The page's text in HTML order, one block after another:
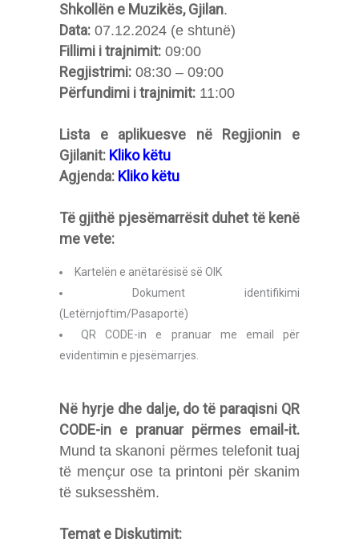
Shkollën e Muzikës, Gjilan.
Data: 07.12.2024 (e shtunë)
Fillimi i trajnimit: 09:00
Regjistrimi: 08:30 – 09:00
Përfundimi i trajnimit: 11:00
Lista e aplikuesve në Regjionin e
Gjilanit: Kliko këtu
Agjenda: Kliko këtu
Të gjithë pjesëmarrësit duhet të kenë
me vete:
Kartelën e anëtarësisë së OIK
Dokument identifikimi
(Letërnjoftim/Pasaportë)
QR CODE-in e pranuar me email për
evidentimin e pjesëmarrjes.
Në hyrje dhe dalje, do të paraqisni QR
CODE-in e pranuar përmes email-it.
Mund ta skanoni përmes telefonit tuaj
të mençur ose ta printoni për skanim
të suksesshëm.
Temat e Diskutimit: